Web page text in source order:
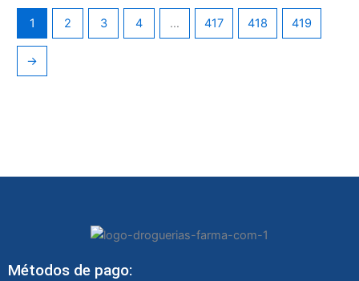
1 2 3 4 … 417 418 419
→
Métodos de pago: